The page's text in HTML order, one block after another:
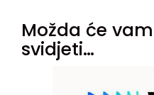
Možda će
svidjeti…